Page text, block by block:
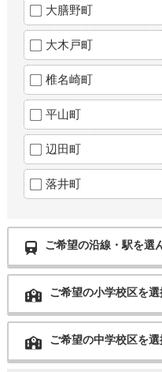
大膳野町
大木戸町
椎名崎町
平山町
辺田町
落井町
ご希望の沿線・駅を選
ご希望の小学校区を
ご希望の中学校区を